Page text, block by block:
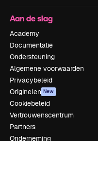
Aan de slag
Academy
Documentatie
Ondersteuning
Algemene voorwaarden
Privacybeleid
Originelen New
Cookiebeleid
Vertrouwenscentrum
Partners
Onderneming